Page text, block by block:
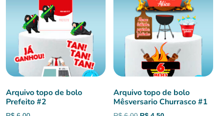
Arquivo topo de bolo
Prefeito #2
Arquivo topo de bolo
Mêsversario Churrasco #1